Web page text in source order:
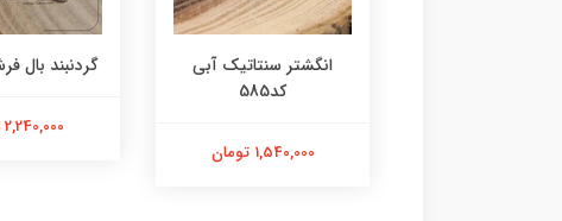
انگشتر سنتاتیک آبی
کد585
1,540,000 تومان
گردنبند بال
2,240,000 تومان